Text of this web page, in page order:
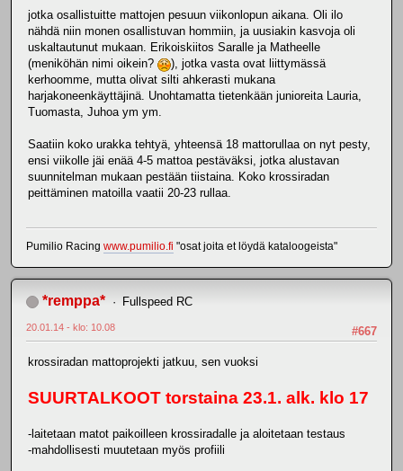
jotka osallistuitte mattojen pesuun viikonlopun aikana. Oli ilo
nähdä niin monen osallistuvan hommiin, ja uusiakin kasvoja oli
uskaltautunut mukaan. Erikoiskiitos Saralle ja Matheelle
(meniköhän nimi oikein?
), jotka vasta ovat liittymässä
kerhoomme, mutta olivat silti ahkerasti mukana
harjakoneenkäyttäjinä. Unohtamatta tietenkään junioreita Lauria,
Tuomasta, Juhoa ym ym.
Saatiin koko urakka tehtyä, yhteensä 18 mattorullaa on nyt pesty,
ensi viikolle jäi enää 4-5 mattoa pestäväksi, jotka alustavan
suunnitelman mukaan pestään tiistaina. Koko krossiradan
peittäminen matoilla vaatii 20-23 rullaa.
Pumilio Racing www.pumilio.fi "osat joita et löydä kataloogeista"
*remppa* Fullspeed RC
#667
20.01.14 - klo: 10.08
krossiradan mattoprojekti jatkuu, sen vuoksi
SUURTALKOOT torstaina 23.1. alk. klo 17
-laitetaan matot paikoilleen krossiradalle ja aloitetaan testaus
-mahdollisesti muutetaan myös profiili